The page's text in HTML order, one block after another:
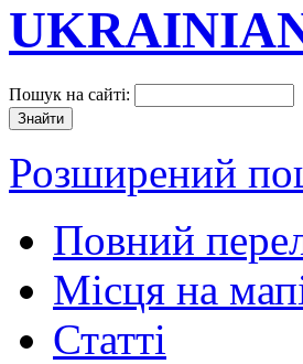
Пошук на сайті:
Розширений
Повний
Місця на
Статті